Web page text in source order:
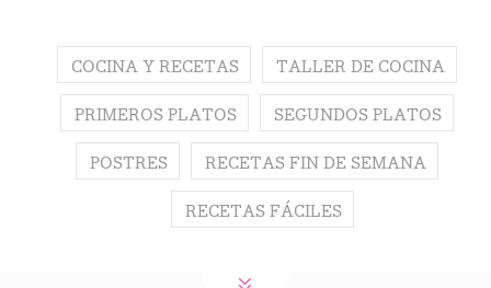
COCINA Y RECETAS TALLER DE COCINA
PRIMEROS PLATOS SEGUNDOS PLATOS
POSTRES RECETAS FIN DE SEMANA
RECETAS FÁCILES